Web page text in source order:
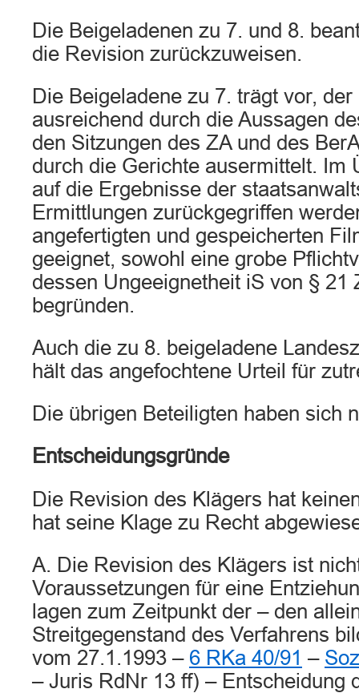
Die Beigeladenen zu 7. und 8.
die Revision zurückzuweisen.
Die Beigeladene zu 7. trägt vor,
ausreichend durch die Aussagen
den Sitzungen des ZA und des
durch die Gerichte ausermittelt. Im
auf die Ergebnisse der
Ermittlungen zurückgegriffen
angefertigten und gespeicherten
geeignet, sowohl eine grobe
dessen Ungeeignetheit iS von § 21
begründen.
Auch die zu 8. beigeladene
hält das angefochtene Urteil für
Die übrigen Beteiligten haben sich
Entscheidungsgründe
Die Revision des Klägers hat
hat seine Klage zu Recht
A. Die Revision des Klägers ist
Voraussetzungen für eine
lagen zum Zeitpunkt der – den
Streitgegenstand des Verfahrens
vom 27.1.1993 – 6 RKa 40/91 –
– Juris RdNr 13 ff) – Entscheidung